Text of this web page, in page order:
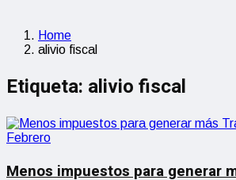
Home
alivio fiscal
Etiqueta: alivio fiscal
Menos impuestos para generar